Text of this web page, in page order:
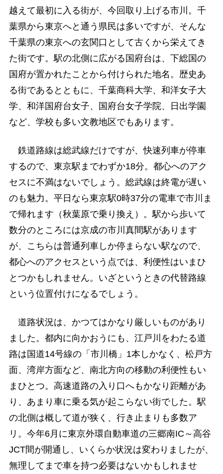
越えて最初に入る街が、今回取り上げる市川。千
葉県から東京へと通う県民は多いですが、そんな
千葉県の東京への玄関口として古くから栄えてき
た街です。駅の北側に広がる国府台は、下総国の
国府が置かれたことから付けられた地名。歴史あ
る街であるとともに、千葉商科大学、和洋女子大
学、和洋国府台女子、国府台女子学院、日出学園
など、学校も多い文教地区でもあります。
鉄道路線は総武線だけですが、快速列車が停車
するので、東京駅までわずか18分。都心へのアク
セスに不満はないでしょう。総武線は終電が遅い
のも魅力。平日なら東京駅0時37分の電車で市川ま
で帰れます（秋葉原で乗り換え）。駅から歩いて
数分のところには京成の市川真間駅があります
が、こちらは普通列車しか停まらない駅なので、
都心へのアクセスという点では、利便性はいまひ
とつかもしれません。いざというときの代替路線
という位置付けになるでしょう。
道路状況は、かつてはかなり厳しいものがあり
ました。都内に向かおうにも、江戸川をわたる道
路は国道14号線の「市川橋」1本しかなく、松戸方
面、湾岸方面など、南北方向の移動の利便性もい
まひとつ。高速道路の入り口へもかなり距離があ
り、あまり車に乗る気が起こらない街でした。駅
の北側は概して道が狭く、行き止まりも多数ア
リ。今年6月に東京外環自動車道の三郷南IC～高谷
JCT間が開通し、いくらか状況は変わりましたが、
無理してまで車を持つ必要はないかもしれませ